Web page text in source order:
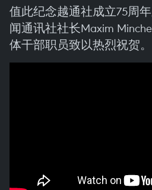
值此纪念越通社成立75周
闻通讯社社长Maxim
体干部职员致以热烈祝贺。